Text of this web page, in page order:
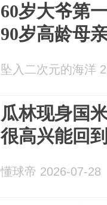
60岁大爷第
90岁高龄母
坠入二次元的海洋
瓜林现身国
很高兴能回
懂球帝 2026-07-28